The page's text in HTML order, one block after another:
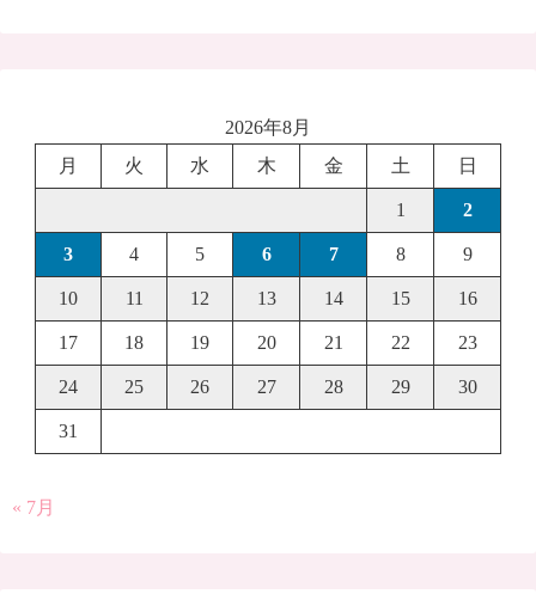
2026年8月
月
火 水 木 金 土 日
1 2
3 4 5 6 7 8 9
10 11 12 13 14 15 16
17 18 19 20 21 22 23
24 25 26 27 28 29 30
31
« 7月